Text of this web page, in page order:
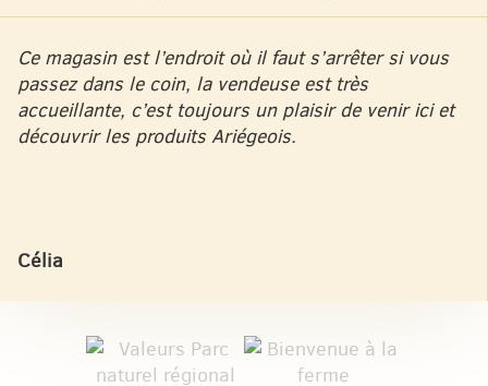
Ce magasin est l’endroit où il faut s’arrêter si vous
passez dans le coin, la vendeuse est très
accueillante, c’est toujours un plaisir de venir ici et
découvrir les produits Ariégeois.
Célia